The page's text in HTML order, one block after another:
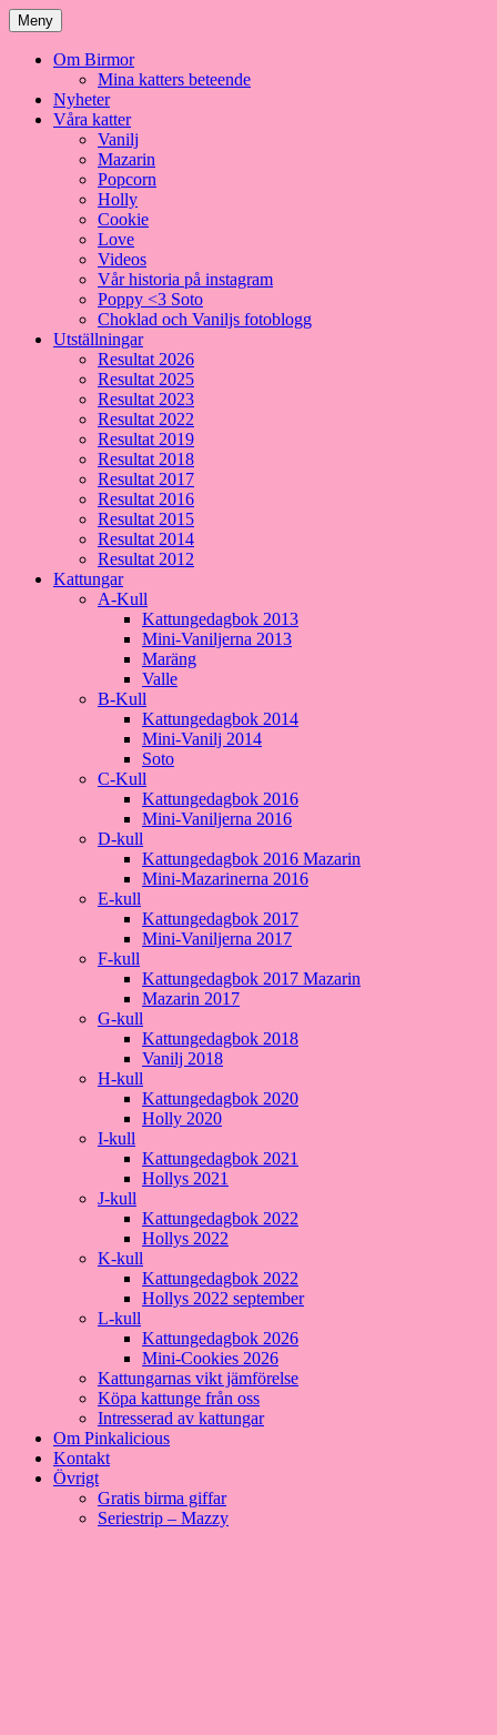
Meny
Om Birmor
Mina katters beteende
Nyheter
Våra katter
Vanilj
Mazarin
Popcorn
Holly
Cookie
Love
Videos
Vår historia på instagram
Poppy <3 Soto
Choklad och Vaniljs fotoblogg
Utställningar
Resultat 2026
Resultat 2025
Resultat 2023
Resultat 2022
Resultat 2019
Resultat 2018
Resultat 2017
Resultat 2016
Resultat 2015
Resultat 2014
Resultat 2012
Kattungar
A-Kull
Kattungedagbok 2013
Mini-Vaniljerna 2013
Maräng
Valle
B-Kull
Kattungedagbok 2014
Mini-Vanilj 2014
Soto
C-Kull
Kattungedagbok 2016
Mini-Vaniljerna 2016
D-kull
Kattungedagbok 2016 Mazarin
Mini-Mazarinerna 2016
E-kull
Kattungedagbok 2017
Mini-Vaniljerna 2017
F-kull
Kattungedagbok 2017 Mazarin
Mazarin 2017
G-kull
Kattungedagbok 2018
Vanilj 2018
H-kull
Kattungedagbok 2020
Holly 2020
I-kull
Kattungedagbok 2021
Hollys 2021
J-kull
Kattungedagbok 2022
Hollys 2022
K-kull
Kattungedagbok 2022
Hollys 2022 september
L-kull
Kattungedagbok 2026
Mini-Cookies 2026
Kattungarnas vikt jämförelse
Köpa kattunge från oss
Intresserad av kattungar
Om Pinkalicious
Kontakt
Övrigt
Gratis birma giffar
Seriestrip – Mazzy